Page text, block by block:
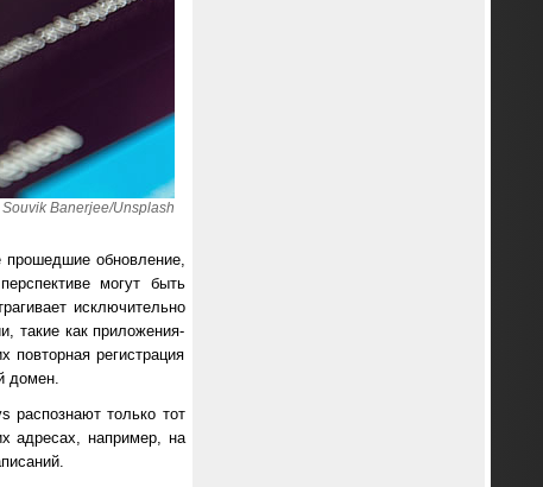
Banerjee/Unsplash
прошедшие обновление,
могут быть
исключительно
такие как приложения-
регистрация
домен.
распознают только тот
адресах, например, на